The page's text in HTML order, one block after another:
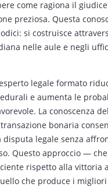
come ragiona il
preziosa. Questa
si costruisce
nelle aule e negli
legale formato
e aumenta le
La conoscenza
bonaria
disputa legale senza
Questo approccio —
rispetto alla vittoria
che produce i